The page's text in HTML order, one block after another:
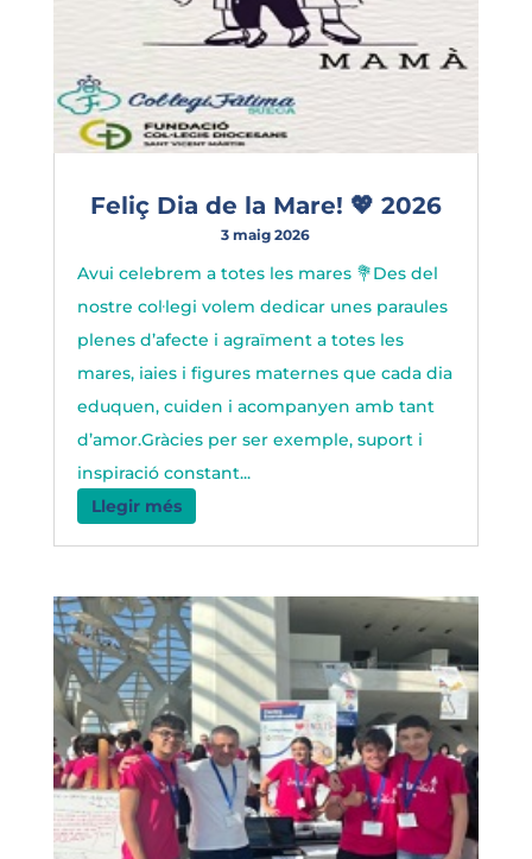
Feliç Dia de la Mare! 💖 2026
3 maig 2026
Avui celebrem a totes les mares 💐Des del
nostre col·legi volem dedicar unes paraules
plenes d’afecte i agraïment a totes les
mares, iaies i figures maternes que cada dia
eduquen, cuiden i acompanyen amb tant
d’amor.Gràcies per ser exemple, suport i
inspiració constant...
Llegir més